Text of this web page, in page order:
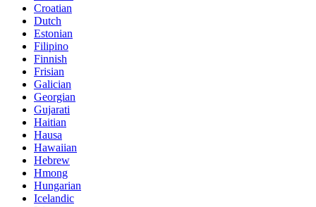
Croatian
Dutch
Estonian
Filipino
Finnish
Frisian
Galician
Georgian
Gujarati
Haitian
Hausa
Hawaiian
Hebrew
Hmong
Hungarian
Icelandic